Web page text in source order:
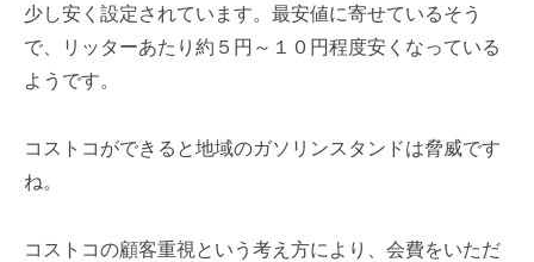
少し安く設定されています。最安値に寄せているそう
で、リッターあたり約５円～１０円程度安くなっている
ようです。
コストコができると地域のガソリンスタンドは脅威です
ね。
コストコの顧客重視という考え方により、会費をいただ